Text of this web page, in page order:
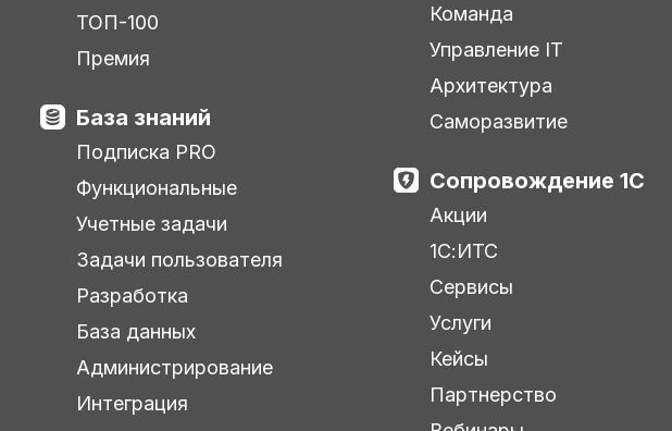
ТОП-100
Премия
База знаний
Подписка PRO
Функциональные
Учетные задачи
Задачи пользователя
Разработка
База данных
Администрирование
Интеграция
Команда
Управление IT
Архитектура
Саморазвитие
Сопровождение 1С
Акции
1С:ИТС
Сервисы
Услуги
Кейсы
Партнерство